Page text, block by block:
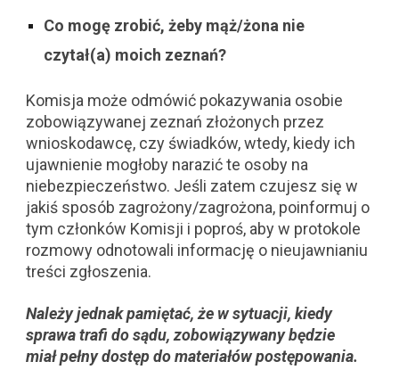
Co mogę zrobić, żeby mąż/żona nie
czytał(a) moich zeznań?
Komisja może odmówić pokazywania osobie
zobowiązywanej zeznań złożonych przez
wnioskodawcę, czy świadków, wtedy, kiedy ich
ujawnienie mogłoby narazić te osoby na
niebezpieczeństwo. Jeśli zatem czujesz się w
jakiś sposób zagrożony/zagrożona, poinformuj o
tym członków Komisji i poproś, aby w protokole
rozmowy odnotowali informację o nieujawnianiu
treści zgłoszenia.
Należy jednak pamiętać, że w sytuacji, kiedy
sprawa trafi do sądu, zobowiązywany będzie
miał pełny dostęp do materiałów postępowania.